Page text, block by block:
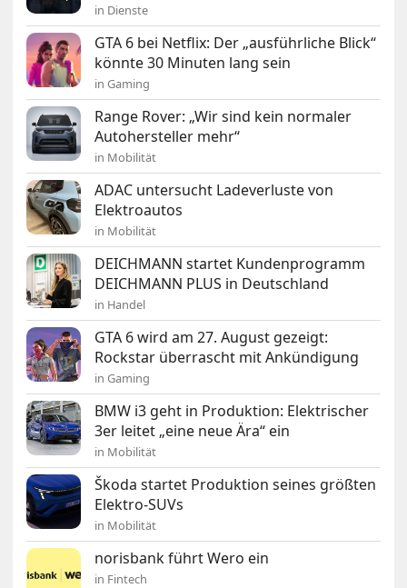
in Dienste
GTA 6 bei Netflix: Der „ausführliche Blick“
könnte 30 Minuten lang sein
in Gaming
Range Rover: „Wir sind kein normaler
Autohersteller mehr“
in Mobilität
ADAC untersucht Ladeverluste von
Elektroautos
in Mobilität
DEICHMANN startet Kundenprogramm
DEICHMANN PLUS in Deutschland
in Handel
GTA 6 wird am 27. August gezeigt:
Rockstar überrascht mit Ankündigung
in Gaming
BMW i3 geht in Produktion: Elektrischer
3er leitet „eine neue Ära“ ein
in Mobilität
Škoda startet Produktion seines größten
Elektro-SUVs
in Mobilität
norisbank führt Wero ein
in Fintech